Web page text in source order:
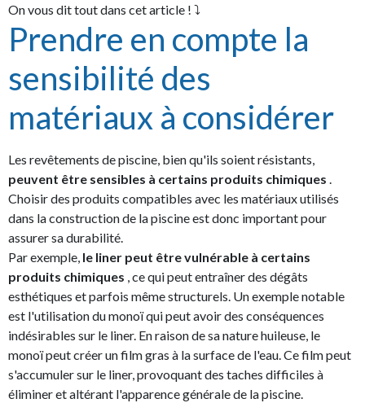
On vous dit tout dans cet article ! ⤵
Prendre en compte la
sensibilité des
matériaux à considérer
Les revêtements de piscine, bien qu'ils soient résistants,
peuvent être sensibles à certains produits chimiques .
Choisir des produits compatibles avec les matériaux utilisés
dans la construction de la piscine est donc important pour
assurer sa durabilité.
Par exemple, le liner peut être vulnérable à certains
produits chimiques , ce qui peut entraîner des dégâts
esthétiques et parfois même structurels. Un exemple notable
est l'utilisation du monoï qui peut avoir des conséquences
indésirables sur le liner. En raison de sa nature huileuse, le
monoï peut créer un film gras à la surface de l'eau. Ce film peut
s'accumuler sur le liner, provoquant des taches difficiles à
éliminer et altérant l'apparence générale de la piscine.